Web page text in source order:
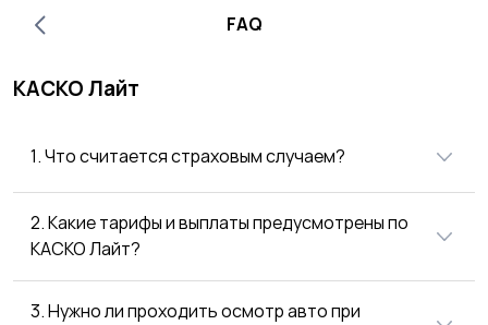
FAQ
КАСКО Лайт
1. Что считается страховым случаем?
2. Какие тарифы и выплаты предусмотрены по
КАСКО Лайт?
3. Нужно ли проходить осмотр авто при